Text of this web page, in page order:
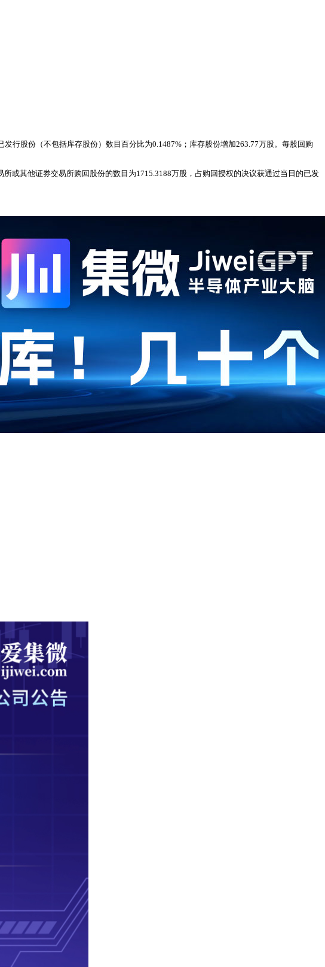
行股份（不包括库存股份）数目百分比为0.1487%；库存股份增加263.77万股。每股回购
或其他证券交易所购回股份的数目为1715.3188万股，占购回授权的决议获通过当日的已发